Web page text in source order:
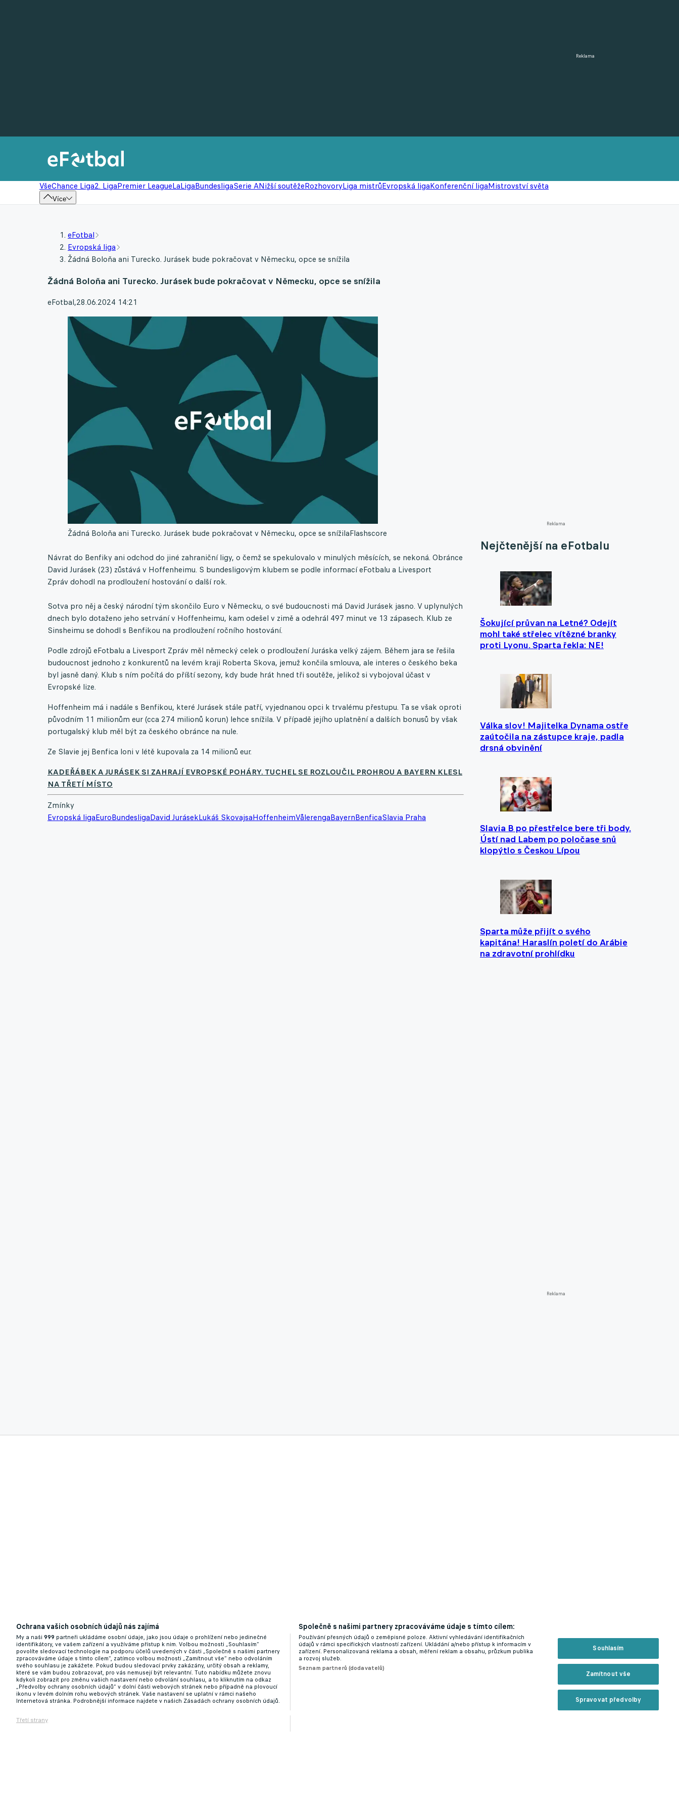
Reklama
VšeChance Liga2. LigaPremier LeagueLaLigaBundesligaSerie ANižší soutěžeRozhovoryLiga mistrůEvropská ligaKonferenční ligaMistrovství světa
Více
Reklama
Nejčtenější na eFotbalu
Šokující průvan na Letné? Odejít
mohl také střelec vítězné branky
proti Lyonu. Sparta řekla: NE!
Válka slov! Majitelka Dynama ostře
zaútočila na zástupce kraje, padla
drsná obvinění
Slavia B po přestřelce bere tři body.
Ústí nad Labem po poločase snů
klopýtlo s Českou Lípou
Sparta může přijít o svého
kapitána! Haraslín poletí do Arábie
na zdravotní prohlídku
Reklama
eFotbal
Evropská liga
Žádná Boloňa ani Turecko. Jurásek bude pokračovat v Německu, opce se snížila
Žádná Boloňa ani Turecko. Jurásek bude pokračovat v Německu, opce se snížila
eFotbal,28.06.2024 14:21
Žádná Boloňa ani Turecko. Jurásek bude pokračovat v Německu, opce se snížilaFlashscore
Návrat do Benfiky ani odchod do jiné zahraniční ligy, o čemž se spekulovalo v minulých měsících, se nekoná. Obránce
David Jurásek (23) zůstává v Hoffenheimu. S bundesligovým klubem se podle informací eFotbalu a Livesport
Zpráv dohodl na prodloužení hostování o další rok.
Sotva pro něj a český národní tým skončilo Euro v Německu, o své budoucnosti má David Jurásek jasno. V uplynulých
dnech bylo dotaženo jeho setrvání v Hoffenheimu, kam odešel v zimě a odehrál 497 minut ve 13 zápasech. Klub ze
Sinsheimu se dohodl s Benfikou na prodloužení ročního hostování.
Podle zdrojů eFotbalu a Livesport Zpráv měl německý celek o prodloužení Juráska velký zájem. Během jara se řešila
budoucnost jednoho z konkurentů na levém kraji Roberta Skova, jemuž končila smlouva, ale interes o českého beka
byl jasně daný. Klub s ním počítá do příští sezony, kdy bude hrát hned tři soutěže, jelikož si vybojoval účast v
Evropské lize.
Hoffenheim má i nadále s Benfikou, které Jurásek stále patří, vyjednanou opci k trvalému přestupu. Ta se však oproti
původním 11 milionům eur (cca 274 milionů korun) lehce snížila. V případě jejího uplatnění a dalších bonusů by však
portugalský klub měl být za českého obránce na nule.
Ze Slavie jej Benfica loni v létě kupovala za 14 milionů eur.
KADEŘÁBEK A JURÁSEK SI ZAHRAJÍ EVROPSKÉ POHÁRY. TUCHEL SE ROZLOUČIL PROHROU A BAYERN KLESL
NA TŘETÍ MÍSTO
Zmínky
Evropská ligaEuroBundesligaDavid JurásekLukáš SkovajsaHoffenheimVålerengaBayernBenficaSlavia Praha
Ochrana vašich osobních údajů nás zajímá
My a naši 999 partneři ukládáme osobní údaje, jako jsou údaje o prohlížení nebo jedinečné
identifikátory, ve vašem zařízení a využíváme přístup k nim. Volbou možnosti „Souhlasím“
povolíte sledovací technologie na podporu účelů uvedených v části „Společně s našimi partnery
zpracováváme údaje s tímto cílem“, zatímco volbou možnosti „Zamítnout vše“ nebo odvoláním
svého souhlasu je zakážete. Pokud budou sledovací prvky zakázány, určitý obsah a reklamy,
které se vám budou zobrazovat, pro vás nemusejí být relevantní. Tuto nabídku můžete znovu
kdykoli zobrazit pro změnu vašich nastavení nebo odvolání souhlasu, a to kliknutím na odkaz
„Předvolby ochrany osobních údajů“ v dolní části webových stránek nebo případně na plovoucí
ikonu v levém dolním rohu webových stránek. Vaše nastavení se uplatní v rámci našeho
Internetová stránka. Podrobnější informace najdete v našich Zásadách ochrany osobních údajů.
Třetí strany
Společně s našimi partnery zpracováváme údaje s tímto cílem:
Používání přesných údajů o zeměpisné poloze. Aktivní vyhledávání identifikačních
údajů v rámci specifických vlastností zařízení. Ukládání a/nebo přístup k informacím v
zařízení. Personalizovaná reklama a obsah, měření reklam a obsahu, průzkum publika
a rozvoj služeb.
Seznam partnerů (dodavatelů)
Souhlasím
Zamítnout vše
Spravovat předvolby